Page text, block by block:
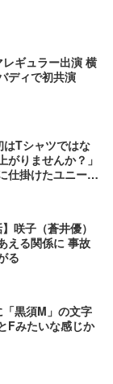
ギュラー出演 横
ディで初共演
はTシャツではな
がりませんか？」
仕掛けたユニーク
える関係に 事故
る
黒須M」の文字
Fみたいな感じか